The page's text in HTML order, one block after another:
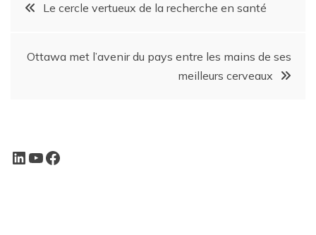
Le cercle vertueux de la recherche en santé
Ottawa met l’avenir du pays entre les mains de ses
meilleurs cerveaux